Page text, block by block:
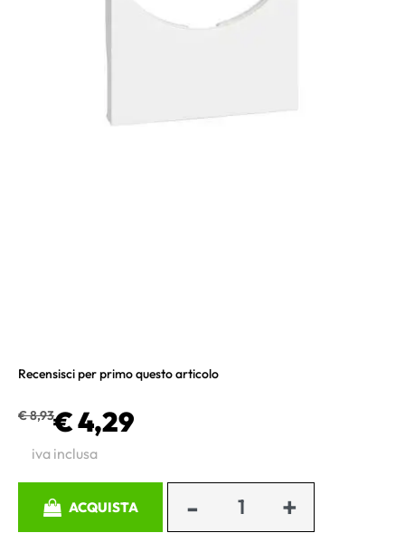
Recensisci per primo questo articolo
€ 8,93€ 4,29
iva inclusa
ACQUISTA